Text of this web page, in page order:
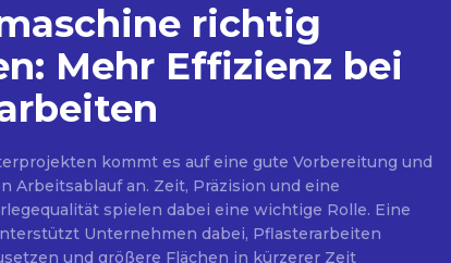
richtig
Mehr Effizienz bei
kommt es auf eine gute Vorbereitung und
Arbeitsablauf an. Zeit, Präzision und eine
spielen dabei eine wichtige Rolle. Eine
Unternehmen dabei, Pflasterarbeiten
und größere Flächen in kürzerer Zeit